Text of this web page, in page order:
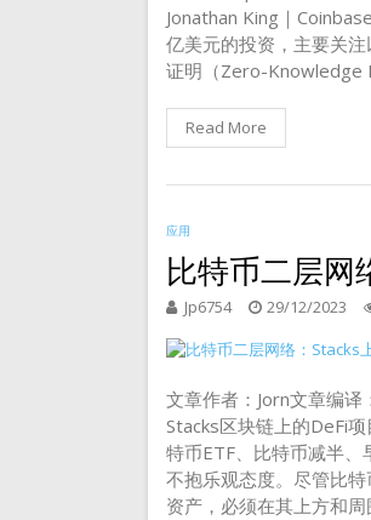
Jonathan King｜
亿美元的投资，主要关
证明（Zero-Knowledge
Read More
应用
比特币二层网
Jp6754 29/12/2023
文章作者：Jorn文章编
Stacks区块链上的DeFi
特币ETF、比特币减半
不抱乐观态度。尽管比
资产，必须在其上方和